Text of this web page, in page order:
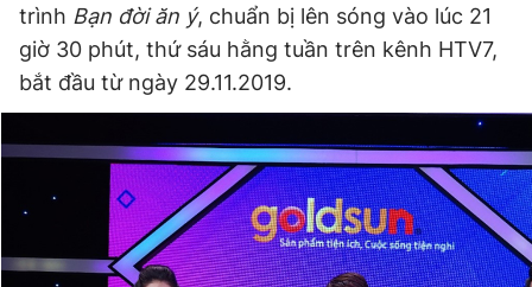
Hotline
0906 645 777
Liên hệ quảng cáo
0908 780 404
Đặt báo Quảng cáo RSS Tòa soạn Chính sách bảo
Tổng biên tập: Nguyễn Ngọc Toàn
Phó tổng biên tập thường trực: Hải Thành
Phó tổng biên tập: Lâm Hiếu Dũng
Phó tổng biên tập: Trần Việt Hưng
Tổng thư ký tòa soạn: Đức Trung
trình Bạn đời ăn ý, chuẩn bị lên sóng vào lúc 21
giờ 30 phút, thứ sáu hằng tuần trên kênh HTV7,
bắt đầu từ ngày 29.11.2019.